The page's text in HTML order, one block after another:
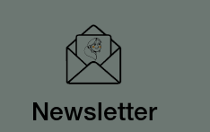
Newsletter